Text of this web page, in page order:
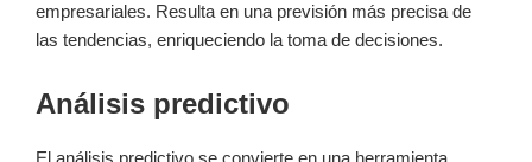
empresariales. Resulta en una previsión más precisa de
las tendencias, enriqueciendo la toma de decisiones.
Análisis predictivo
El análisis predictivo se convierte en una herramienta